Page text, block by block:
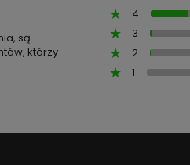
są
którzy
4
3
2
1